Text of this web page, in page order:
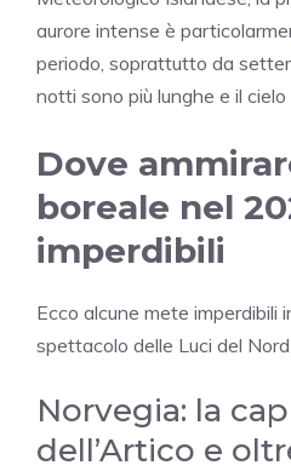
aurore intense è
periodo, soprattutto da
notti sono più lunghe e il cielo
Dove
boreale nel
imperdibili
Ecco alcune mete imperdibili
spettacolo delle Luci del
Norvegia: la
dell’Artico e